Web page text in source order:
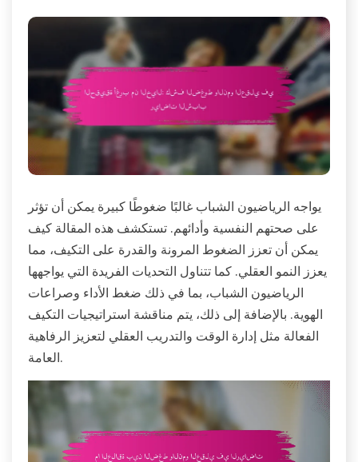
يواجه الرياضيون الشباب غالبًا ضغوطًا كبيرة يمكن أن تؤثر
على صحتهم النفسية وأدائهم. تستكشف هذه المقالة كيف
يمكن أن تعزز الضغوط المرونة والقدرة على التكيف، مما
يعزز النمو العقلي. كما تتناول التحديات الفريدة التي يواجهها
الرياضيون الشباب، بما في ذلك ضغط الأداء وصراعات
الهوية. بالإضافة إلى ذلك، يتم مناقشة استراتيجيات التكيف
الفعالة مثل إدارة الوقت والتدريب العقلي لتعزيز الرفاهية
العامة.